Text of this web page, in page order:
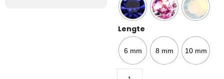
Lengte
6 mm 8 mm 10 mm